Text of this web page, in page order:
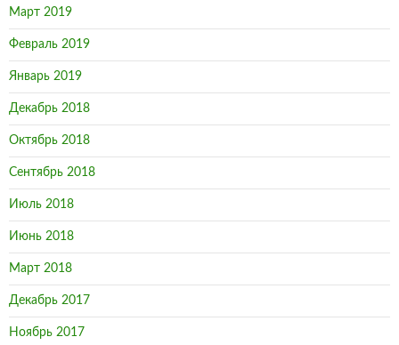
Март 2019
Февраль 2019
Январь 2019
Декабрь 2018
Октябрь 2018
Сентябрь 2018
Июль 2018
Июнь 2018
Март 2018
Декабрь 2017
Ноябрь 2017